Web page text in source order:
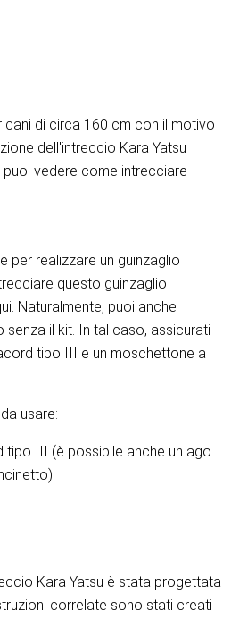
cani di circa 160 cm con il motivo
dell'intreccio Kara Yatsu
puoi vedere come intrecciare
per realizzare un guinzaglio
questo guinzaglio
Naturalmente, puoi anche
il kit. In tal caso, assicurati
tipo III e un moschettone a
usare:
tipo III (è possibile anche un ago
Kara Yatsu è stata progettata
correlate sono stati creati